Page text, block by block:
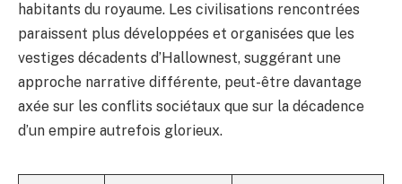
habitants du royaume. Les civilisations rencontrées
paraissent plus développées et organisées que les
vestiges décadents d’Hallownest, suggérant une
approche narrative différente, peut-être davantage
axée sur les conflits sociétaux que sur la décadence
d’un empire autrefois glorieux.